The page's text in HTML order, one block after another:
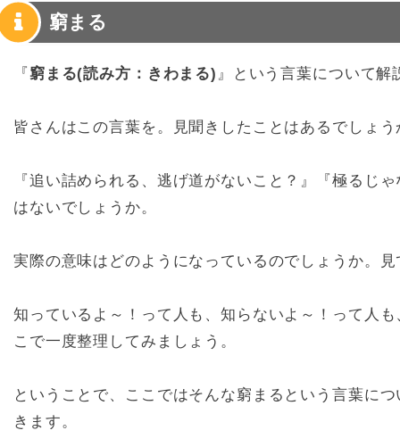
窮まる
『窮まる(読み方：きわまる) 』という言葉について解
皆さんはこの言葉を。見聞きしたことはあるでしょう
『追い詰められる、逃げ道がないこと？』『極るじ
はないでしょうか。
実際の意味はどのようになっているのでしょうか。
知っているよ～！って人も、知らないよ～！って人
こで一度整理してみましょう。
ということで、ここではそんな窮まるという言葉に
きます。